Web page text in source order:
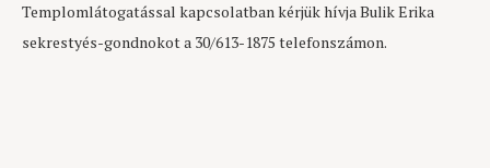
Templomlátogatással kapcsolatban kérjük hívja Bulik Erika
sekrestyés-gondnokot a 30/613-1875 telefonszámon.